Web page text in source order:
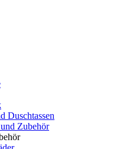
Duschtassen
Zubehör